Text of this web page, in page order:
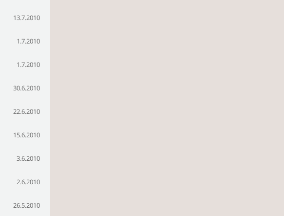
13.7.2010
1.7.2010
1.7.2010
30.6.2010
22.6.2010
15.6.2010
3.6.2010
2.6.2010
26.5.2010